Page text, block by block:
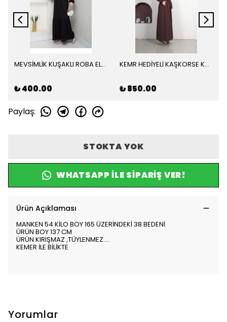
MEVSİMLİK KUŞAKLI ROBA ELBİSE
₺ 400.00
KEMR HEDİYELİ KAŞKORSE KOMBİN TERİKATON TREND ELBİSE
₺ 850.00
Paylaş:
STOKTA YOK
WHATSAPP ILE SIPARIŞ VER!
Ürün Açıklaması
MANKEN 54 KİLO BOY 165 ÜZERİNDEKİ 38 BEDENİ
ÜRÜN BOY 137 CM
ÜRÜN KIRIŞMAZ ,TÜYLENMEZ....
KEMER İLE BİLİKTE
Yorumlar